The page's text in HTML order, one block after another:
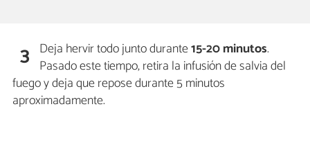
3 Deja hervir todo junto durante15-20 minutos.
Pasado este tiempo, retira la infusión de salvia del
fuego y deja que repose durante 5 minutos
aproximadamente.